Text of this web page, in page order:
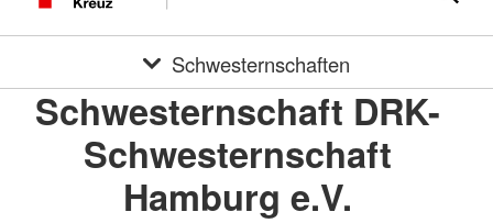
Schwesternschaften
Schwesternschaft DRK-
Schwesternschaft
Hamburg e.V.